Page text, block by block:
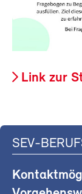
Link zur
SEV-